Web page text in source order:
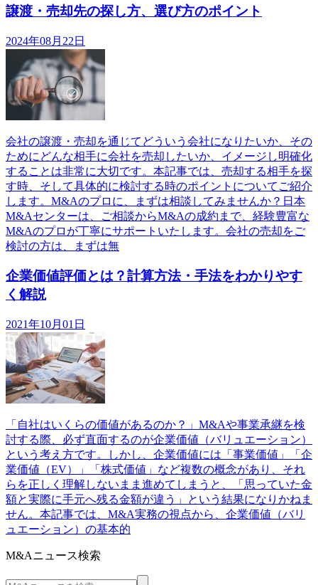
譲渡・売却先の探し方、選び方のポイント
2024年08月22日
会社の譲渡・売却を通じてどういう会社になりたいか、その
ためにどんな相手に会社を売却したいか、イメージし明確化
することは非常に大切です。本記事では、売却する相手を探
す時、そして具体的に検討する時のポイントについてご紹介
します。M&Aのプロに、まずは相談してみませんか？日本
M&Aセンターは、ご相談からM&Aの成約まで、経験豊富な
M&Aのプロが丁寧にサポートいたします。会社の売却をご
検討の方は、まずは無
企業価値評価とは？計算方法・手法をわかりやす
く解説
2021年10月01日
「自社はいくらの価値があるのか？」M&Aや事業承継を検
討する際、必ず直面するのが企業価値（バリュエーション）
という考え方です。しかし、企業価値には「事業価値」「企
業価値（EV）」「株式価値」など複数の概念があり、それ
らを正しく理解しないまま進めてしまうと、「思っていた金
額と実際に手元へ残る金額が違う」という結果になりかねま
せん。本記事では、M&A実務の視点から、企業価値（バリ
ュエーション）の基本的
M&Aニュース検索